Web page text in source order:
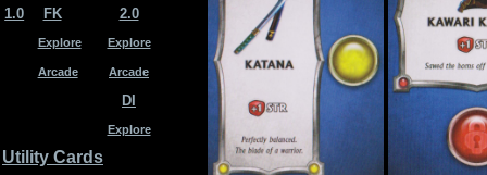
1.0 FK
Explore
Arcade
2.0
Explore
Arcade
DI
Explore
Utility Cards